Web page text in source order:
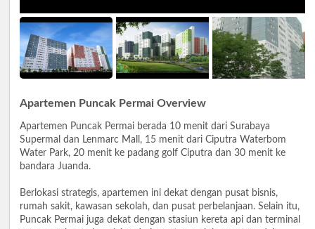
Apartemen Puncak Permai Overview
Apartemen Puncak Permai berada 10 menit dari Surabaya
Supermal dan Lenmarc Mall, 15 menit dari Ciputra Waterbom
Water Park, 20 menit ke padang golf Ciputra dan 30 menit ke
bandara Juanda.
Berlokasi strategis, apartemen ini dekat dengan pusat bisnis,
rumah sakit, kawasan sekolah, dan pusat perbelanjaan. Selain itu,
Puncak Permai juga dekat dengan stasiun kereta api dan terminal